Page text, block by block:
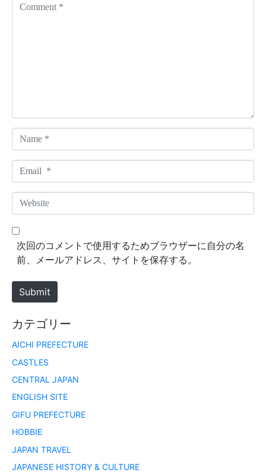
a
m
*
m
a
*
W
e
b
e
次回のコメントで使用するためブラウザーに自分の名
前、メールアドレス、サイトを保存する。
Submit
カテゴリー
AICHI PREFECTURE
CASTLES
CENTRAL JAPAN
ENGLISH SITE
GIFU PREFECTURE
HOBBIE
JAPAN TRAVEL
JAPANESE HISTORY & CULTURE